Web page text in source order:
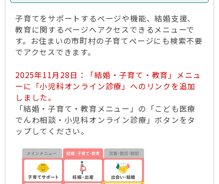
子育てをサポートするページや機能、結婚支援、
教育に関するページへアクセスできるメニューで
す。お住まいの市町村の子育てページにも検索不要
でアクセスできます。
2025年11月28日：「結婚・子育て・教育」メニュ
ーに「小児科オンライン診療」へのリンクを追加
しました。
「結婚・子育て・教育メニュー」の「こども医療
でんわ相談・小児科オンライン診療」ボタンをタ
ップしてください。